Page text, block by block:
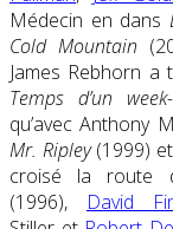
Médecin en dans
Cold Mountain
James Rebhorn
Temps d’un
qu’avec Anthony
Mr. Ripley(1999) et
croisé la route
(1996), David